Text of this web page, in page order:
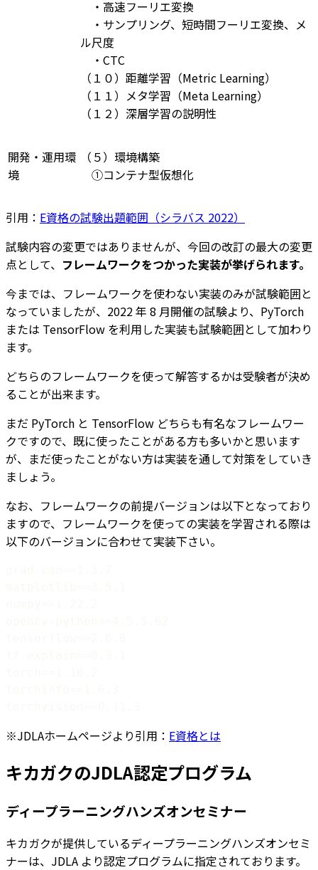
・高速フーリエ変換
・サンプリング、短時間フーリエ変換、メ
ル尺度
・CTC
（１０）距離学習（Metric Learning）
（１１）メタ学習（Meta Learning）
（１２）深層学習の説明性
開発・運用環
境
（５）環境構築
①コンテナ型仮想化
引用： E資格の試験出題範囲（シラバス 2022）
試験内容の変更ではありませんが、今回の改訂の最大の変更
点として、 フレームワークをつかった実装が挙げられます。
今までは、フレームワークを使わない実装のみが試験範囲と
なっていましたが、2022 年 8 月開催の試験より、PyTorch
または TensorFlow を利用した実装も試験範囲として加わり
ます。
どちらのフレームワークを使って解答するかは受験者が決め
ることが出来ます。
まだ PyTorch と TensorFlow どちらも有名なフレームワー
クですので、既に使ったことがある方も多いかと思います
が、まだ使ったことがない方は実装を通して対策をしていき
ましょう。
なお、フレームワークの前提バージョンは以下となっており
ますので、フレームワークを使っての実装を学習される際は
以下のバージョンに合わせて実装下さい。
※JDLAホームページより引用： E資格とは
キカガクのJDLA認定プログラム
ディープラーニングハンズオンセミナー
キカガクが提供しているディープラーニングハンズオンセミ
ナーは、JDLA より認定プログラムに指定されております。